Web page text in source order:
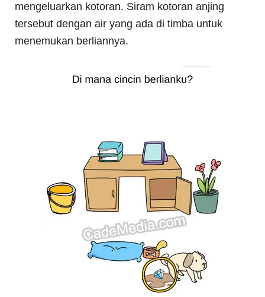
mengeluarkan kotoran. Siram kotoran anjing
tersebut dengan air yang ada di timba untuk
menemukan berliannya.